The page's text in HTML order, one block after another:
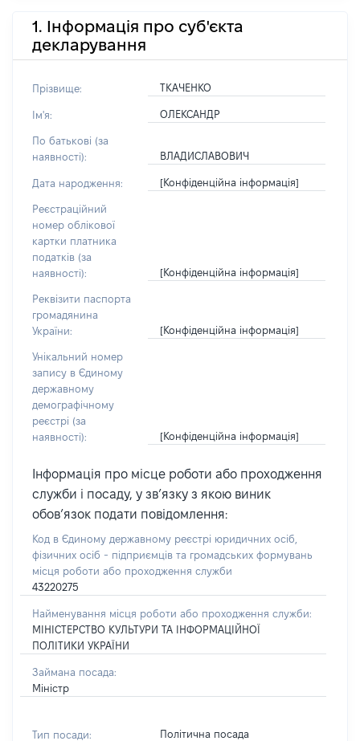
1. Інформація про суб'єкта
декларування
Прізвище: ТКАЧЕНКО
Ім'я: ОЛЕКСАНДР
По батькові (за
наявності):
ВЛАДИСЛАВОВИЧ
Дата народження: [Конфіденційна інформація]
Реєстраційний
номер облікової
картки платника
податків (за
наявності):
[Конфіденційна інформація]
Реквізити паспорта
громадянина
України:
[Конфіденційна інформація]
Унікальний номер
запису в Єдиному
державному
демографічному
реєстрі (за
наявності):
[Конфіденційна інформація]
Інформація про місце роботи або проходження
служби і посаду, у зв’язку з якою виник
обов’язок подати повідомлення:
Код в Єдиному державному реєстрі юридичних осіб,
фізичних осіб - підприємців та громадських формувань
місця роботи або проходження служби
43220275
Найменування місця роботи або проходження служби:
МІНІСТЕРСТВО КУЛЬТУРИ ТА ІНФОРМАЦІЙНОЇ
ПОЛІТИКИ УКРАЇНИ
Займана посада:
Міністр
Тип посади: Політична посада